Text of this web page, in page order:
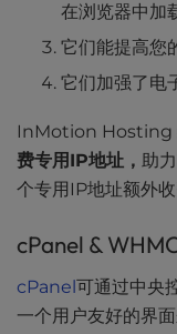
在浏览器中加
它们能提高您
它们加强了电
InMotion Hosting
费专用IP地址， 助
个专用IP地址额外收
cPanel &
cPanel 可通过中央
一个用户友好的界